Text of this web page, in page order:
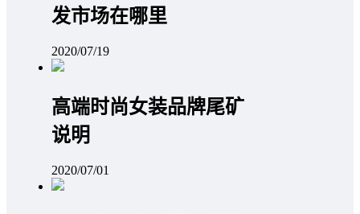
发市场在哪里
2020/07/19
高端时尚女装品牌尾矿
说明
2020/07/01